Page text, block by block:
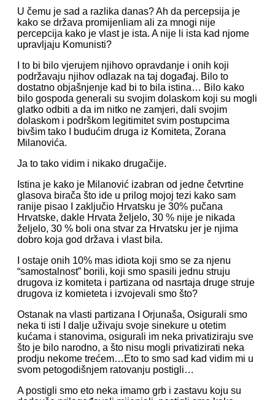
U čemu je sad a razlika danas? Ah da percepsija je
kako se država promijenliam ali za mnogi nije
percepcija kako je vlast je ista. A nije li ista kad njome
upravljaju Komunisti?
I to bi bilo vjerujem njihovo opravdanje i onih koji
podržavaju njihov odlazak na taj događaj. Bilo to
dostatno objašnjenje kad bi to bila istina… Bilo kako
bilo gospoda generali su svojim dolaskom koji su mogli
glatko odbiti a da im nitko ne zamjeri, dali svojim
dolaskom i podrškom legitimitet svim postupcima
bivšim tako I budućim druga iz Komiteta, Zorana
Milanovića.
Ja to tako vidim i nikako drugačije.
Istina je kako je Milanović izabran od jedne četvrtine
glasova birača što ide u prilog mojoj tezi kako sam
ranije pisao I zaključio Hrvatsku je 30% pučana
Hrvatske, dakle Hrvata željelo, 30 % nije je nikada
željelo, 30 % boli ona stvar za Hrvatsku jer je njima
dobro koja god država i vlast bila.
I ostaje onih 10% mas idiota koji smo se za njenu
“samostalnost” borili, koji smo spasili jednu struju
drugova iz komiteta i partizana od nasrtaja druge struje
drugova iz komieteta i izvojevali smo što?
Ostanak na vlasti partizana I Orjunaša, Osigurali smo
neka ti isti I dalje uživaju svoje sinekure u otetim
kućama i stanovima, osigurali im neka privatiziraju sve
što je bilo narodno, a što nisu mogli privatizirati neka
prodju nekome trećem…Eto to smo sad kad vidim mi u
svom petogodišnjem ratovanju postigli…
A postigli smo eto neka imamo grb i zastavu koju su